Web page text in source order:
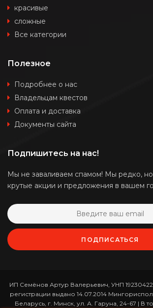
красивые
сложные
Все категории
Полезное
Подробнее о нас
Владельцам квестов
Оплата и доставка
Документы сайта
Подпишитесь на нас!
Мы не заваливаем спамом! Мы редко,
крутые акции и предложения в вашем
ПОДПИСАТЬСЯ
ИП Семёнов Артур Валерьевич, УНП
регистрации выдано 14.07.2014
Беларусь, г. Минск, ул. А. Гаруна, 24-67 | В